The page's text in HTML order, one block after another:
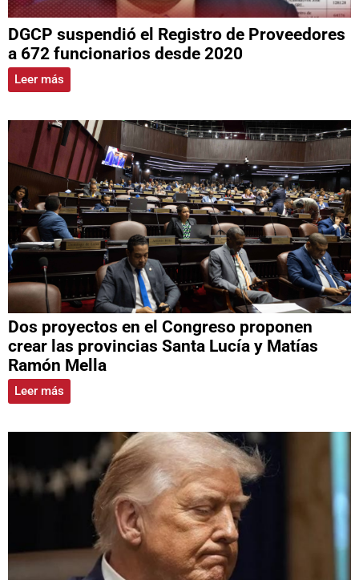
DGCP suspendió el Registro de Proveedores
a 672 funcionarios desde 2020
Leer más
Dos proyectos en el Congreso proponen
crear las provincias Santa Lucía y Matías
Ramón Mella
Leer más